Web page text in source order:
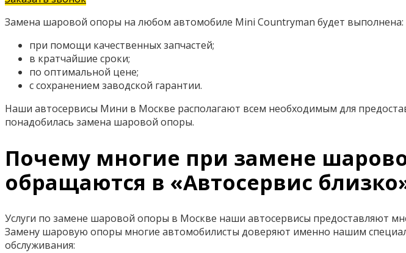
Замена шаровой опоры на любом автомобиле Mini Countryman будет выполнена:
при помощи качественных запчастей;
в кратчайшие сроки;
по оптимальной цене;
с сохранением заводской гарантии.
Наши автосервисы Мини в Москве располагают всем необходимым для
понадобилась замена шаровой опоры.
Почему многие при замене
обращаются в «Автосервис
Услуги по замене шаровой опоры в Москве наши автосервисы предоставляют
Замену шаровую опоры многие автомобилисты доверяют именно нашим
обслуживания: